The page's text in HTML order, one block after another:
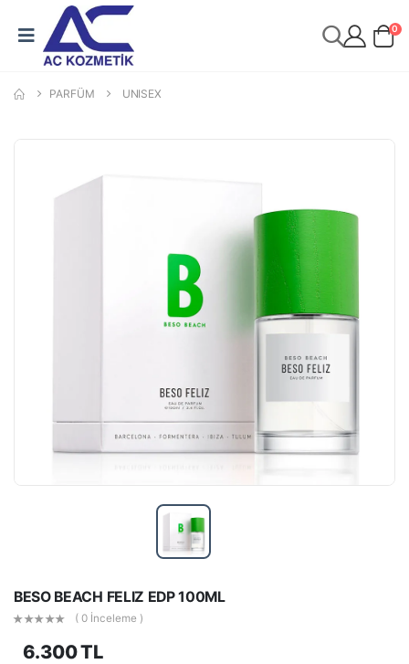
0
PARFÜM UNISEX
BESO BEACH FELIZ EDP 100ML
( 0 İnceleme )
6.300 TL